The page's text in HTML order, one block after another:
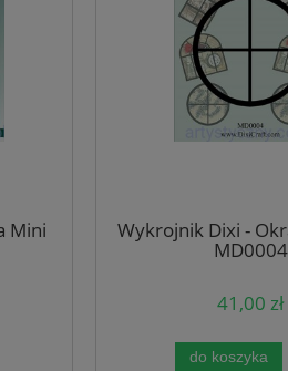
Mini Wykrojnik Dixi -
MD0004
41,00 zł
do koszyka